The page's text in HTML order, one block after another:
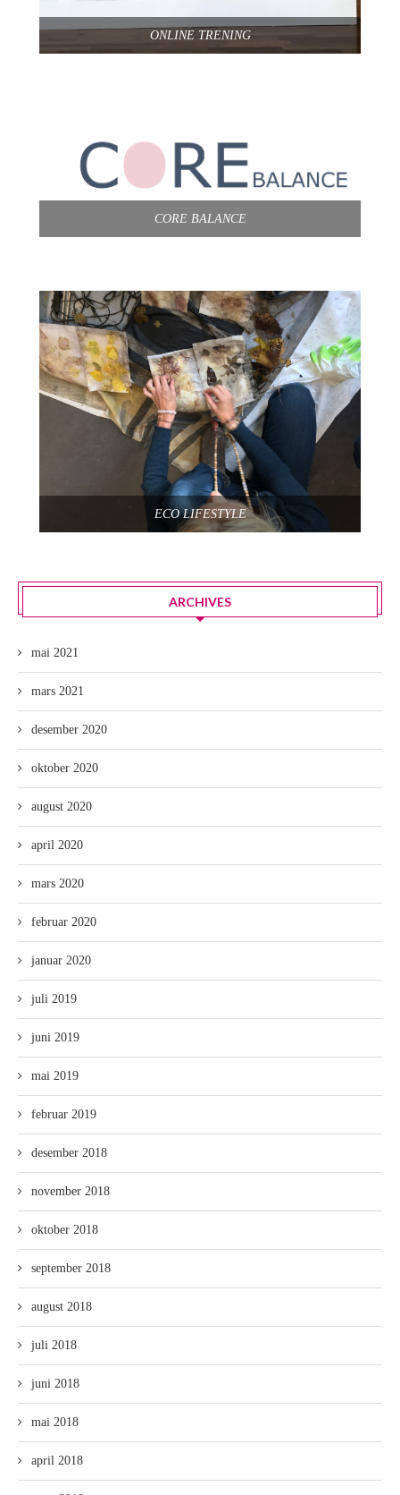
ONLINE TRENING
CORE BALANCE
ECO LIFESTYLE
ARCHIVES
mai 2021
mars 2021
desember 2020
oktober 2020
august 2020
april 2020
mars 2020
februar 2020
januar 2020
juli 2019
juni 2019
mai 2019
februar 2019
desember 2018
november 2018
oktober 2018
september 2018
august 2018
juli 2018
juni 2018
mai 2018
april 2018